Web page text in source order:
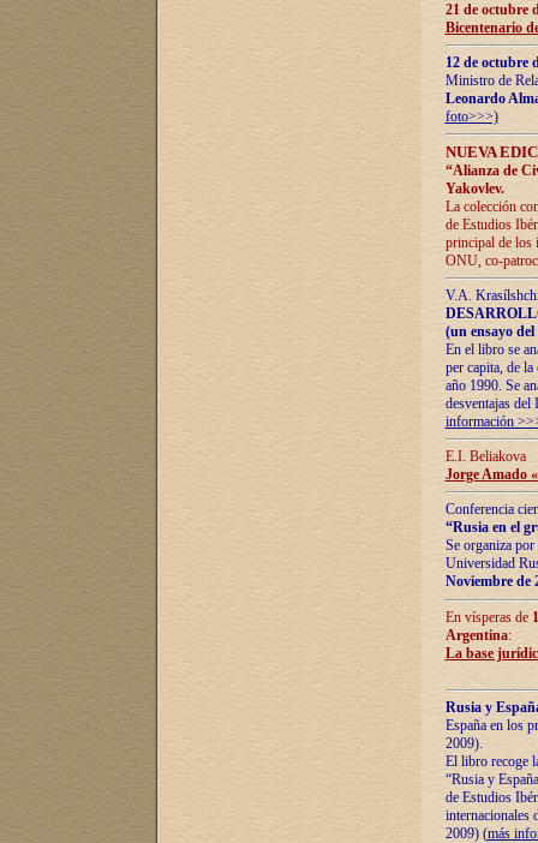
21 de octubre
Bicentenario
12 de octubre
Ministro de
Leonardo
foto>>>)
NUEVA
“Alianza de
Yakovlev.
La colección
de Estudios
principal de los
ONU, co-
V.A.
(un ensayo
En el libro se
per capita, de
año 1990. Se
desventajas
información
E.I. Beliakova
Jorge Amado
Conferencia
“Rusia en el
Se organiza
Universidad
Noviembre de
En vísperas de
Argentina:
La base
Rusia y
España en los
2009).
El libro recoge
“Rusia y
de Estudios
internacionales
2009) (más